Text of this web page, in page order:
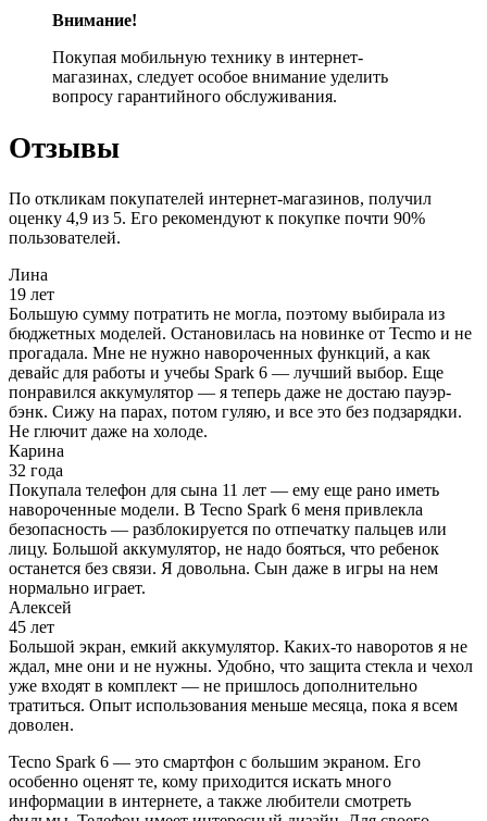
Внимание!
Покупая мобильную технику в интернет-
магазинах, следует особое внимание уделить
вопросу гарантийного обслуживания.
Отзывы
По откликам покупателей интернет-магазинов, получил
оценку 4,9 из 5. Его рекомендуют к покупке почти 90%
пользователей.
Лина
19 лет
Большую сумму потратить не могла, поэтому выбирала из
бюджетных моделей. Остановилась на новинке от Tecmo и не
прогадала. Мне не нужно навороченных функций, а как
девайс для работы и учебы Spark 6 — лучший выбор. Еще
понравился аккумулятор — я теперь даже не достаю пауэр-
бэнк. Сижу на парах, потом гуляю, и все это без подзарядки.
Не глючит даже на холоде.
Карина
32 года
Покупала телефон для сына 11 лет — ему еще рано иметь
навороченные модели. В Tecno Spark 6 меня привлекла
безопасность — разблокируется по отпечатку пальцев или
лицу. Большой аккумулятор, не надо бояться, что ребенок
останется без связи. Я довольна. Сын даже в игры на нем
нормально играет.
Алексей
45 лет
Большой экран, емкий аккумулятор. Каких-то наворотов я не
ждал, мне они и не нужны. Удобно, что защита стекла и чехол
уже входят в комплект — не пришлось дополнительно
тратиться. Опыт использования меньше месяца, пока я всем
доволен.
Tecno Spark 6 — это смартфон с большим экраном. Его
особенно оценят те, кому приходится искать много
информации в интернете, а также любители смотреть